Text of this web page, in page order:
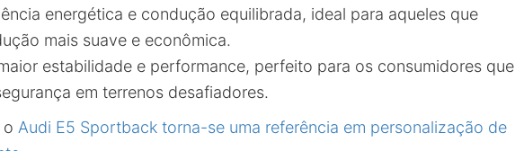
energética e condução equilibrada, ideal para aqueles que
mais suave e econômica.
estabilidade e performance, perfeito para os consumidores que
em terrenos desafiadores.
o Audi E5 Sportback torna-se uma referência em personalização de